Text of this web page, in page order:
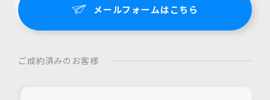
メールフォームはこちら
ご成約済みのお客様